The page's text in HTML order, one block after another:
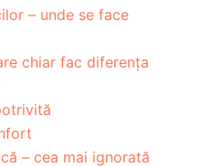
– unde se face
chiar fac diferența
– cea mai ignorată